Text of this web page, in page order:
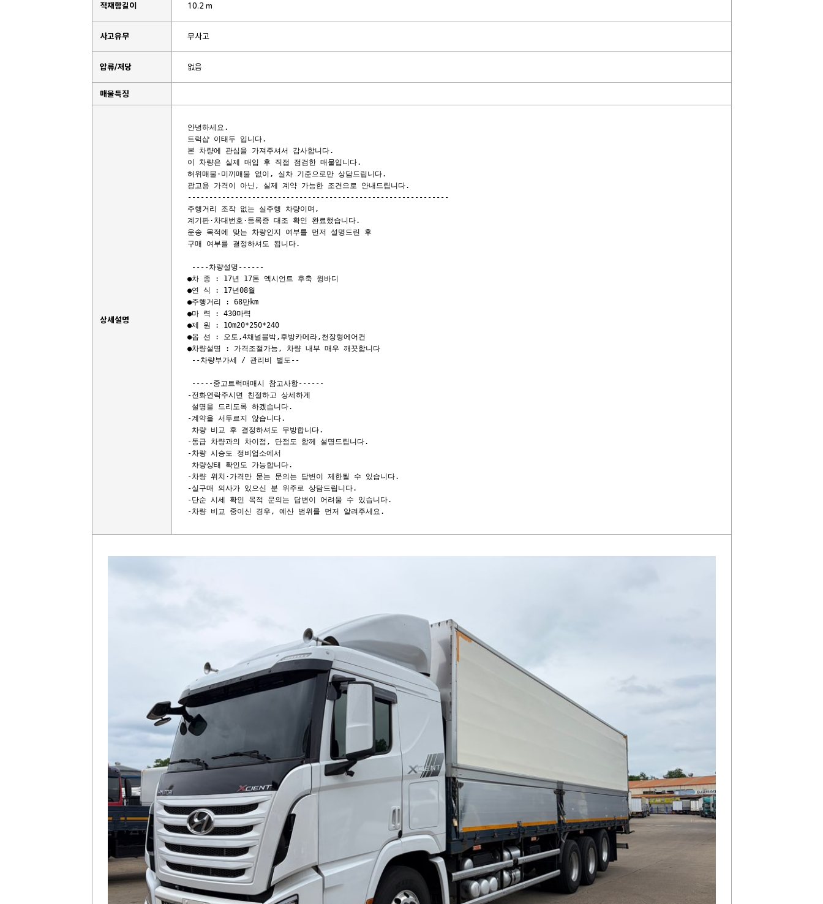
적재함길이 10.2 m
사고유무 무사고
압류/저당 없음
매물특징
상세설명
안녕하세요.
트럭샵 이태두 입니다.
본 차량에 관심을 가져주셔서 감사합니다.
이 차량은 실제 매입 후 직접 점검한 매물입니다.
허위매물·미끼매물 없이, 실차 기준으로만 상담드립니다.
광고용 가격이 아닌, 실제 계약 가능한 조건으로 안내드립니다.
-------------------------------------------------------------
주행거리 조작 없는 실주행 차량이며,
계기판·차대번호·등록증 대조 확인 완료했습니다.
운송 목적에 맞는 차량인지 여부를 먼저 설명드린 후
구매 여부를 결정하셔도 됩니다.
----차량설명------
●차 종 : 17년 17톤 엑시언트 후축 윙바디
●연 식 : 17년08월
●주행거리 : 68만km
●마 력 : 430마력
●제 원 : 10m20*250*240
●옵 션 : 오토,4채널블박,후방카메라,천장형에어컨
●차량설명 : 가격조절가능, 차량 내부 매우 깨끗합니다
--차량부가세 / 관리비 별도--
-----중고트럭매매시 참고사항------
-전화연락주시면 친절하고 상세하게
설명을 드리도록 하겠습니다.
-계약을 서두르지 않습니다.
차량 비교 후 결정하셔도 무방합니다.
-동급 차량과의 차이점, 단점도 함께 설명드립니다.
-차량 시승도 정비업소에서
차량상태 확인도 가능합니다.
-차량 위치·가격만 묻는 문의는 답변이 제한될 수 있습니다.
-실구매 의사가 있으신 분 위주로 상담드립니다.
-단순 시세 확인 목적 문의는 답변이 어려울 수 있습니다.
-차량 비교 중이신 경우, 예산 범위를 먼저 알려주세요.